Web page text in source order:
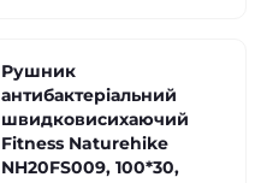
Рушник
антибактеріальний
швидковисихаючий
Fitness Naturehike
NH20FS009, 100*30,